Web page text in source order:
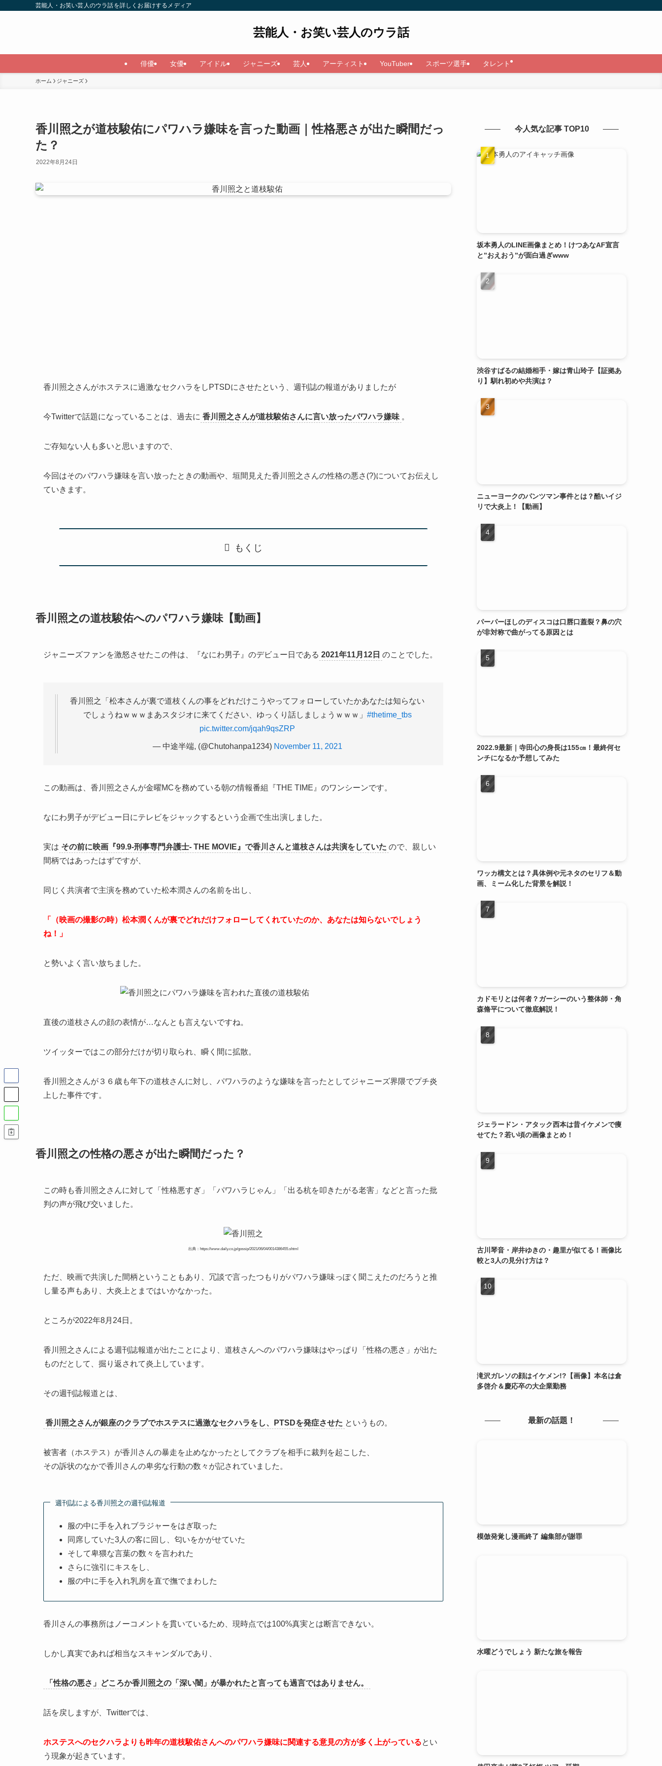
芸能人・お笑い芸人のウラ話を詳しくお届けするメディア
芸能人・お笑い芸人のウラ話
俳優 女優 アイドル ジャニーズ 芸人 アーティスト YouTuber スポーツ選手 タレント
ホーム ジャニーズ
香川照之が道枝駿佑にパワハラ嫌味を言った動画｜性格悪さが出た瞬間だっ
た？
2022年8月24日
香川照之さんがホステスに過激なセクハラをしPTSDにさせたという、週刊誌の報道がありましたが
今Twitterで話題になっていることは、過去に 香川照之さんが道枝駿佑さんに言い放ったパワハラ嫌味 。
ご存知ない人も多いと思いますので、
今回はそのパワハラ嫌味を言い放ったときの動画や、垣間見えた香川照之さんの性格の悪さ(?)についてお伝えし
ていきます。
もくじ
香川照之の道枝駿佑へのパワハラ嫌味【動画】
ジャニーズファンを激怒させたこの件は、『なにわ男子』のデビュー日である 2021年11月12日 のことでした。
香川照之「松本さんが裏で道枝くんの事をどれだけこうやってフォローしていたかあなたは知らない
でしょうねｗｗｗまあスタジオに来てください、ゆっくり話しましょうｗｗｗ」 #thetime_tbs
pic.twitter.com/jqah9qsZRP
— 中途半端, (@Chutohanpa1234) November 11, 2021
この動画は、香川照之さんが金曜MCを務めている朝の情報番組『THE TIME』のワンシーンです。
なにわ男子がデビュー日にテレビをジャックするという企画で生出演しました。
実は その前に映画『99.9‐刑事専門弁護士‐ THE MOVIE』で香川さんと道枝さんは共演をしていた ので、親しい
間柄ではあったはずですが、
同じく共演者で主演を務めていた松本潤さんの名前を出し、
「（映画の撮影の時）松本潤くんが裏でどれだけフォローしてくれていたのか、あなたは知らないでしょう
ね！」
と勢いよく言い放ちました。
直後の道枝さんの顔の表情が…なんとも言えないですね。
ツイッターではこの部分だけが切り取られ、瞬く間に拡散。
香川照之さんが３６歳も年下の道枝さんに対し、パワハラのような嫌味を言ったとしてジャニーズ界隈でプチ炎
上した事件です。
香川照之の性格の悪さが出た瞬間だった？
この時も香川照之さんに対して「性格悪すぎ」「パワハラじゃん」「出る杭を叩きたがる老害」などと言った批
判の声が飛び交いました。
出典：https://www.daily.co.jp/gossip/2021/06/04/0014386455.shtml
ただ、映画で共演した間柄ということもあり、冗談で言ったつもりがパワハラ嫌味っぽく聞こえたのだろうと推
し量る声もあり、大炎上とまではいかなかった。
ところが2022年8月24日。
香川照之さんによる週刊誌報道が出たことにより、道枝さんへのパワハラ嫌味はやっぱり「性格の悪さ」が出た
ものだとして、掘り返されて炎上しています。
その週刊誌報道とは、
香川照之さんが銀座のクラブでホステスに過激なセクハラをし、PTSDを発症させた というもの。
被害者（ホステス）が香川さんの暴走を止めなかったとしてクラブを相手に裁判を起こした、
その訴状のなかで香川さんの卑劣な行動の数々が記されていました。
週刊誌による香川照之の週刊誌報道
服の中に手を入れブラジャーをはぎ取った
同席していた3人の客に回し、匂いをかがせていた
そして卑猥な言葉の数々を言われた
さらに強引にキスをし、
服の中に手を入れ乳房を直で撫でまわした
香川さんの事務所はノーコメントを貫いているため、現時点では100%真実とは断言できない。
しかし真実であれば相当なスキャンダルであり、
「性格の悪さ」どころか香川照之の「深い闇」が暴かれたと言っても過言ではありません。
話を戻しますが、Twitterでは、
ホステスへのセクハラよりも昨年の道枝駿佑さんへのパワハラ嫌味に関連する意見の方が多く上がっているとい
う現象が起きています。
今人気な記事 TOP10
坂本勇人のLINE画像まとめ！けつあなAF宣言
と”おえおう”が面白過ぎwww
渋谷すばるの結婚相手・嫁は青山玲子【証拠あ
り】馴れ初めや共演は？
ニューヨークのパンツマン事件とは？酷いイジ
リで大炎上！【動画】
パーパーほしのディスコは口唇口蓋裂？鼻の穴
が非対称で曲がってる原因とは
2022.9最新｜寺田心の身長は155㎝！最終何セ
ンチになるか予想してみた
ワッカ構文とは？具体例や元ネタのセリフ＆動
画、ミーム化した背景を解説！
カドモリとは何者？ガーシーのいう整体師・角
森脩平について徹底解説！
ジェラードン・アタック西本は昔イケメンで痩
せてた？若い頃の画像まとめ！
古川琴音・岸井ゆきの・趣里が似てる！画像比
較と3人の見分け方は？
滝沢ガレソの顔はイケメン!?【画像】本名は倉
多啓介＆慶応卒の大企業勤務
最新の話題！
模倣発覚し漫画終了 編集部が謝罪
水曜どうでしょう 新たな旅を報告